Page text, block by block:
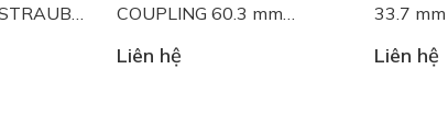
COUPLING 60.3 mm
33.7 mm NBR/ss W5